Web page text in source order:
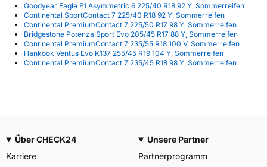
Goodyear Eagle F1 Asymmetric 6 225/40 R18 92 Y, Sommerreifen
Continental SportContact 7 225/40 R18 92 Y, Sommerreifen
Continental PremiumContact 7 225/50 R17 98 Y, Sommerreifen
Bridgestone Potenza Sport Evo 205/45 R17 88 Y, Sommerreifen
Continental PremiumContact 7 235/55 R18 100 V, Sommerreifen
Hankook Ventus Evo K137 255/45 R19 104 Y, Sommerreifen
Continental PremiumContact 7 235/45 R18 98 Y, Sommerreifen
Über CHECK24
Karriere
Unsere Partner
Partnerprogramm